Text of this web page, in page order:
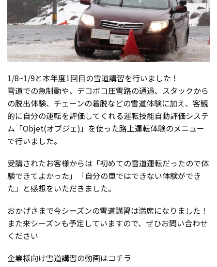
1/8~1/9と本年度1回目の雪道講習を行いました！
雪道での急制動や、デコボコ圧雪路の通過、スタックから
の脱出体験、チェーンの着脱などの雪道体験に加え、客観
的に自分の運転を評価してくれる運転技能自動評価システ
ム「Objet(オブジェ)」を使った路上運転体験のメニュー
で行いました。
受講されたお客様からは「初めての雪道運転だったので体
験できてよかった」「自分の車ではできない体験ができ
た」と感想をいただきました。
おかげさまで今シーズンの雪道講習は満席になりました！
また来シーズンも予定していますので、ぜひお問い合わせ
ください
企業様向け雪道講習の動画はコチラ